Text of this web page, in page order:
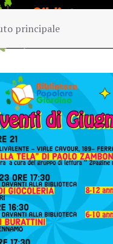
principale